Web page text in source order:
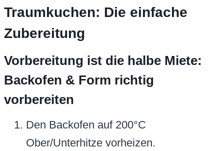
Traumkuchen: Die einfache
Zubereitung
Vorbereitung ist die halbe Miete:
Backofen & Form richtig
vorbereiten
Den Backofen auf 200°C
Ober/Unterhitze vorheizen.